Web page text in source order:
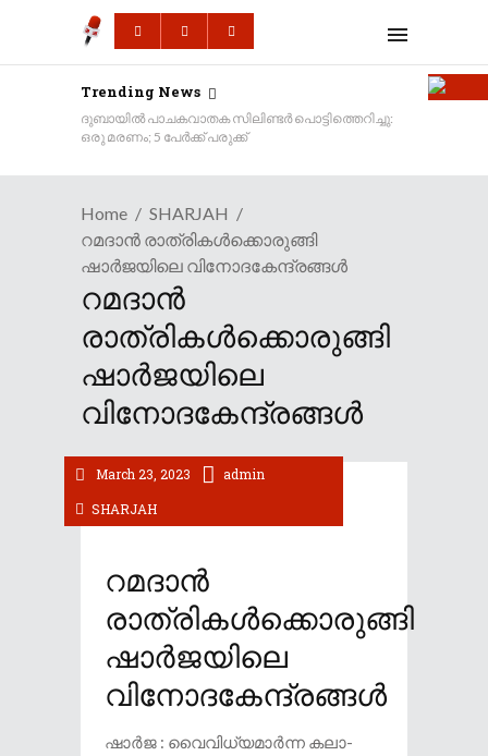
Trending News
ദുബായിൽ പാചകവാതക സിലിണ്ടർ പൊട്ടിത്തെറിച്ചു:
ഒരു മരണം; 5 പേർക്ക് പരുക്ക്
Home
SHARJAH
റമദാൻ രാത്രികൾക്കൊരുങ്ങി
ഷാർജയിലെ വിനോദകേന്ദ്രങ്ങൾ
റമദാൻ
രാത്രികൾക്കൊരുങ്ങി
ഷാർജയിലെ
വിനോദകേന്ദ്രങ്ങൾ
March 23, 2023
admin
SHARJAH
റമദാൻ
രാത്രികൾക്കൊരുങ്ങി
ഷാർജയിലെ
വിനോദകേന്ദ്രങ്ങൾ
ഷാർജ : വൈവിധ്യമാർന്ന കലാ-